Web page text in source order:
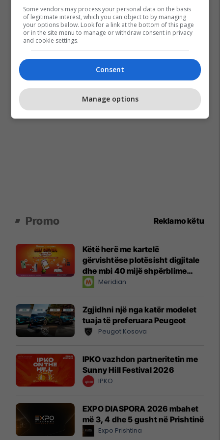
Promo Reklamo këtu
Këtë herë me kartelë
gërvishtëse plotësisht digjitale
dhe mbi 40 mijë shpërblime
instant!Meridian
Zgjidhni një nga katër modelet
tuaja të preferuara Peugeot
Peugot Kosova
IPKO vazhdon partneritetin me
Sunny Hill Festival 2026
IPKO
EXPO DIASPORA 2026 mbahet
më 3, 4 dhe 5 gusht në Prishtinë
Expo Prishtina
Some vendors may process your personal data on the basis
of legitimate interest, which you can object to by managing
your options below. Look for a link at the bottom of this page
or in the site menu to manage or withdraw consent in privacy
and cookie settings.
Consent
Manage options